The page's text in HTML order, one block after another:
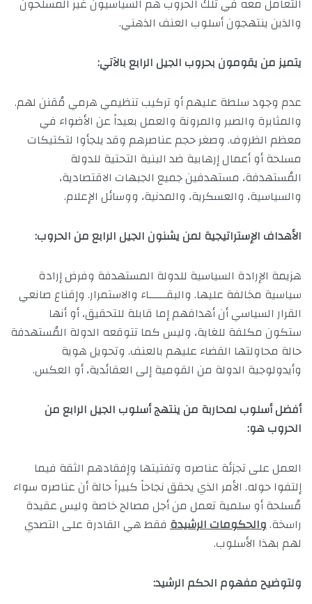
التعامل معه في تلك الحروب هم السياسيون غير المسلحون
والذين ينتهجون أسلوب العنف الذهني.
يتميز من يقومون بحروب الجيل الرابع بالآتي:
عدم وجود سلطة عليهم أو تركيب تنظيمي هرمي مُقنن لهم.
والمثابرة والصبر والمرونة والعمل بعيداً عن الأضواء في
معظم الظروف. وصغر حجم عناصرهم وقد يلجأوا لتكتيكات
مسلحة أو أعمال إرهابية ضد البنية التحتية للدولة
المُستهدفة، مستهدفين جميع الجبهات الاقتصادية،
والسياسية، والعسكرية، والمدنية، ووسائل الإعلام.
الأهداف الإستراتيجية لمن يشنون الجيل الرابع من الحروب:
هزيمة الإرادة السياسية للدولة المستهدفة وفرض إرادة
سياسية مخالفة عليها. والبقـــــاء والاستمرار. وإقناع صانعي
القرار السياسي أن أهدافهم إما قابلة للتحقيق، أو أنها
ستكون مكلفة للغاية، وليس كما تتوقعه الدولة المُستهدفة
حالة محاولتها القضاء عليهم بالعنف. وتحويل هوية
وأيدولوجية الدولة من القومية إلى العقائدية، أو العكس.
أفضل أسلوب لمحاربة من ينتهج أسلوب الجيل الرابع من
الحروب هو:
العمل على تجزئة عناصره وتفتيتها وإفقادهم الثقة فيما
إلتفوا حوله. الأمر الذي يحقق نجاحاً كبيراً حالة أن عناصره سواء
مُسلحة أو سلمية تعمل من أجل مصالح خاصة وليس عقيدة
راسخة.والحكومات الرشيدة فقط هي القادرة على التصدي
لهم بهذا الأسلوب.
ولتوضيح مفهوم الحكم الرشيد: